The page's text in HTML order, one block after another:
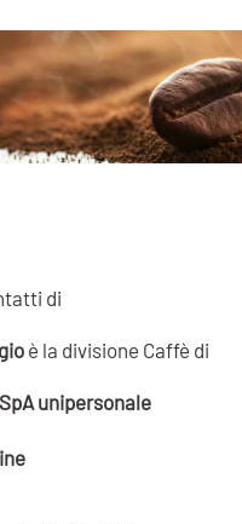
di
è la divisione Caffè di
unipersonale